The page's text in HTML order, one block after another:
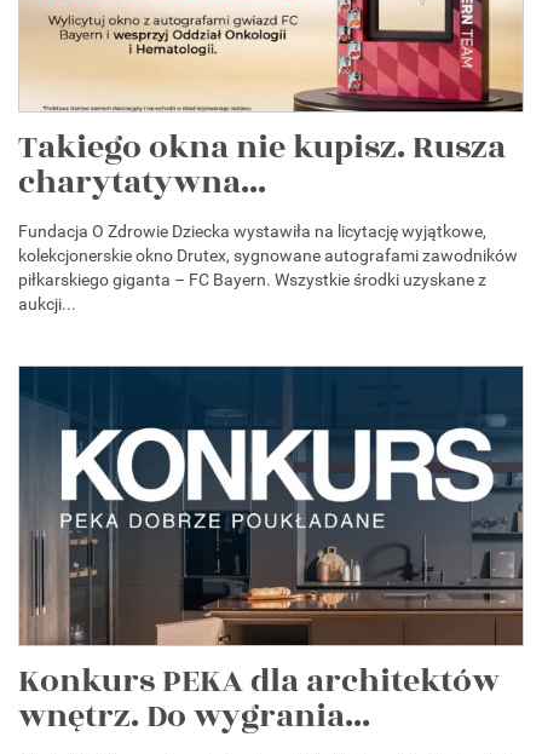
Takiego okna nie kupisz. Rusza
charytatywna...
Fundacja O Zdrowie Dziecka wystawiła na licytację wyjątkowe,
kolekcjonerskie okno Drutex, sygnowane autografami zawodników
piłkarskiego giganta – FC Bayern. Wszystkie środki uzyskane z
aukcji...
Konkurs PEKA dla architektów
wnętrz. Do wygrania...